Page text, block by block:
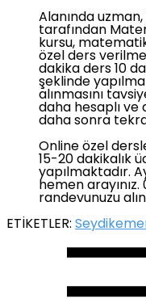
Alanında
tarafından
kursu,
özel ders
dakika ders 10
şeklinde
alınmasını
daha hesaplı ve
daha sonra
Online özel
15-20 dakikalık
yapılmaktadır.
hemen
randevunuzu
ETİKETLER: